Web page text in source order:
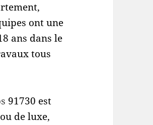
ont une
ans dans le
tous
91730 est
de luxe,